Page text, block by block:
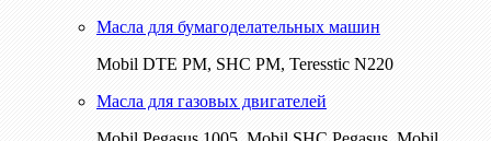
Масла для бумагоделательных машин
Mobil DTE РМ, SHC PM, Teresstic N220
Масла для газовых двигателей